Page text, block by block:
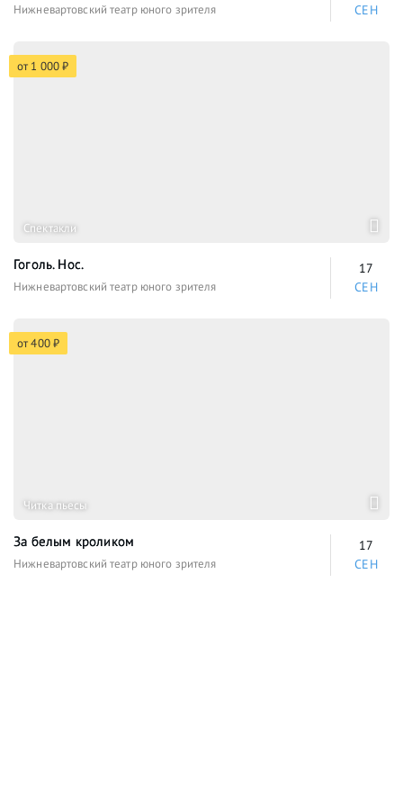
Нижневартовский театр юного зрителя
СЕН
от 1 000 ₽
Спектакли
Гоголь. Нос.
Нижневартовский театр юного зрителя
17
СЕН
от 400 ₽
Читка пьесы
За белым кроликом
Нижневартовский театр юного зрителя
17
СЕН